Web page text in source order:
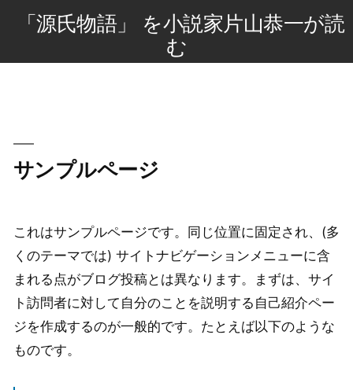
「源氏物語」 を小説家片山恭一が読
む
サンプルページ
これはサンプルページです。同じ位置に固定され、(多
くのテーマでは) サイトナビゲーションメニューに含
まれる点がブログ投稿とは異なります。まずは、サイ
ト訪問者に対して自分のことを説明する自己紹介ペー
ジを作成するのが一般的です。たとえば以下のような
ものです。